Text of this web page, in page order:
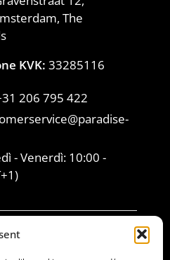
The
KVK: 33285116
206 795 422
- Venerdì: 10:00 -